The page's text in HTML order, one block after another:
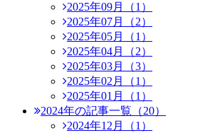
2025年09月（1）
2025年07月（2）
2025年05月（1）
2025年04月（2）
2025年03月（3）
2025年02月（1）
2025年01月（1）
2024年の記事一覧（20）
2024年12月（1）